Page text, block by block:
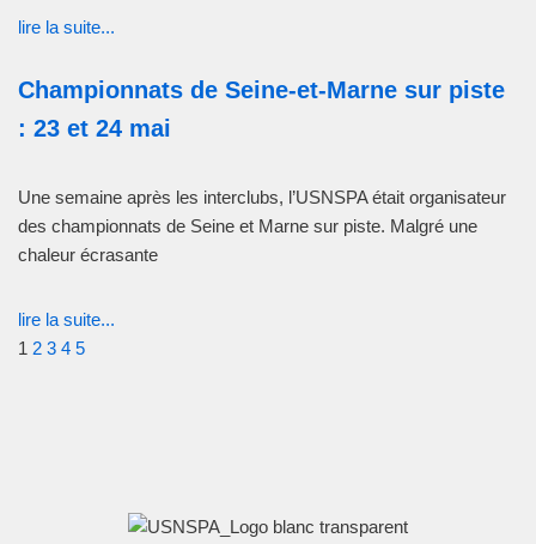
lire la suite...
Championnats de Seine-et-Marne sur piste
: 23 et 24 mai
Une semaine après les interclubs, l’USNSPA était organisateur
des championnats de Seine et Marne sur piste. Malgré une
chaleur écrasante
lire la suite...
1 2 3 4 5